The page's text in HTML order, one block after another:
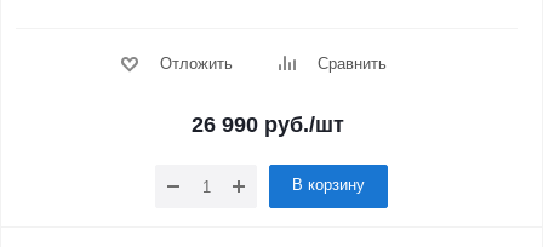
Отложить Сравнить
26 990руб./шт
В корзину